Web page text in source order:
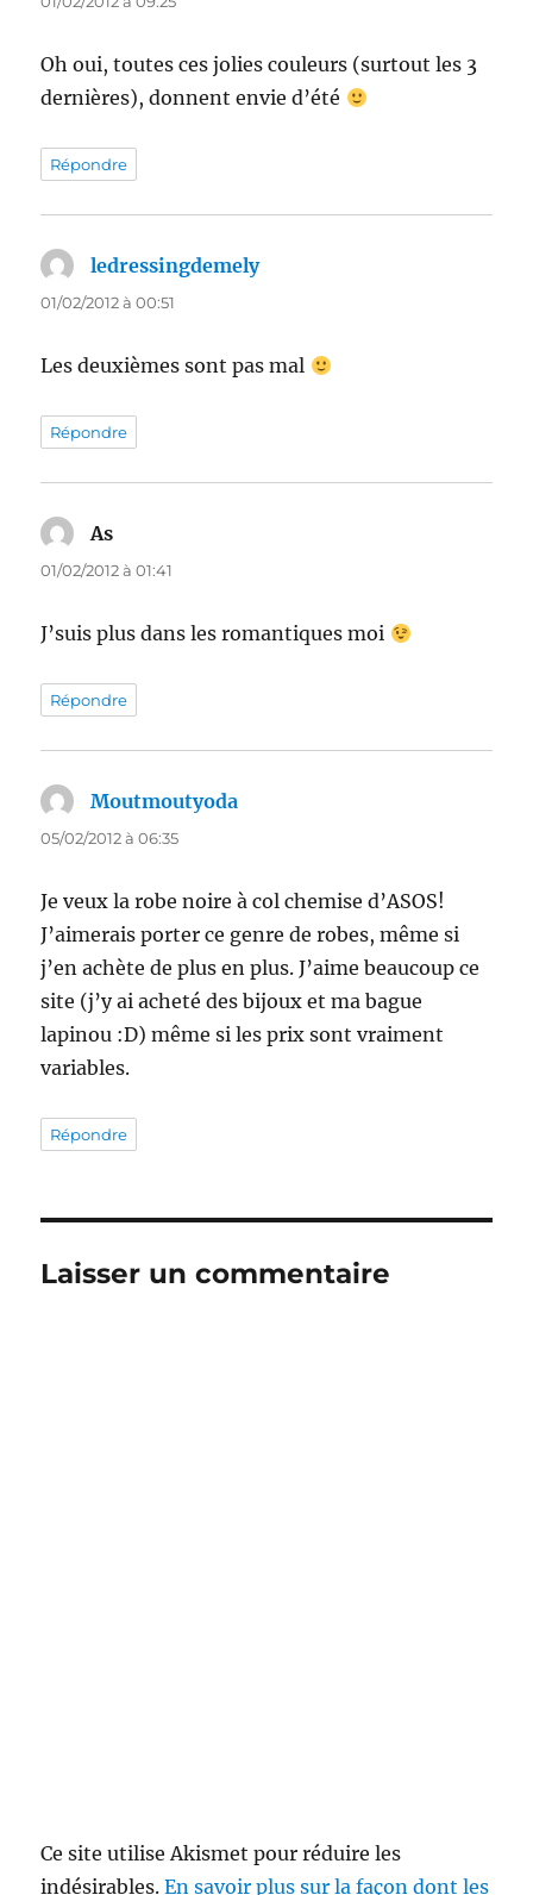
Oh oui, toutes ces jolies couleurs (surtout les 3
dernières), donnent envie d’été
Répondre
ledressingdemelydit :
01/02/2012 à 00:51
Les deuxièmes sont pas mal
Répondre
As
01/02/2012 à 01:41
J’suis plus dans les romantiques moi
Répondre
Moutmoutyoda
05/02/2012 à 06:35
Je veux la robe noire à col chemise d’ASOS!
J’aimerais porter ce genre de robes, même si
j’en achète de plus en plus. J’aime beaucoup ce
site (j’y ai acheté des bijoux et ma bague
lapinou :D) même si les prix sont vraiment
variables.
Répondre
Laisser un commentaire
Ce site utilise Akismet pour réduire les
indésirables.En savoir plus sur la façon dont les